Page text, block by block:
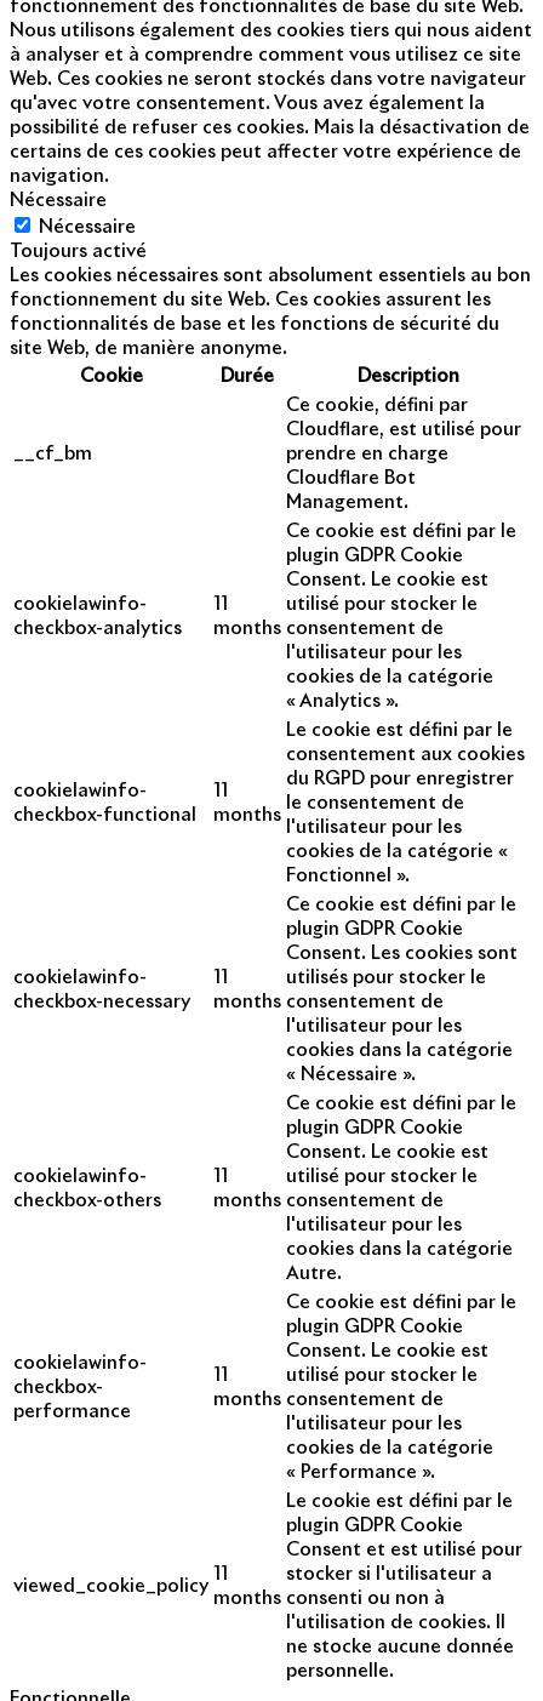
fonctionnement des fonctionnalités de base du site Web.
Nous utilisons également des cookies tiers qui nous aident
à analyser et à comprendre comment vous utilisez ce site
Web. Ces cookies ne seront stockés dans votre navigateur
qu'avec votre consentement. Vous avez également la
possibilité de refuser ces cookies. Mais la désactivation de
certains de ces cookies peut affecter votre expérience de
navigation.
Nécessaire
Nécessaire
Toujours activé
Les cookies nécessaires sont absolument essentiels au bon
fonctionnement du site Web. Ces cookies assurent les
fonctionnalités de base et les fonctions de sécurité du
site Web, de manière anonyme.
Cookie
Durée Description
__cf_bm
Ce cookie, défini par
Cloudflare, est utilisé pour
prendre en charge
Cloudflare Bot
Management.
cookielawinfo-
checkbox-analytics
months
Ce cookie est défini par le
plugin GDPR Cookie
Consent. Le cookie est
utilisé pour stocker le
consentement de
l'utilisateur pour les
cookies de la catégorie
« Analytics ».
cookielawinfo-
checkbox-functional
months
Le cookie est défini par le
consentement aux cookies
du RGPD pour enregistrer
le consentement de
l'utilisateur pour les
cookies de la catégorie «
Fonctionnel ».
cookielawinfo-
checkbox-necessary
months
Ce cookie est défini par le
plugin GDPR Cookie
Consent. Les cookies sont
utilisés pour stocker le
consentement de
l'utilisateur pour les
cookies dans la catégorie
« Nécessaire ».
cookielawinfo-
checkbox-others
months
Ce cookie est défini par le
plugin GDPR Cookie
Consent. Le cookie est
utilisé pour stocker le
consentement de
l'utilisateur pour les
cookies dans la catégorie
Autre.
cookielawinfo-
checkbox-
performance
months
Ce cookie est défini par le
plugin GDPR Cookie
Consent. Le cookie est
utilisé pour stocker le
consentement de
l'utilisateur pour les
cookies de la catégorie
« Performance ».
viewed_cookie_policy
months
Le cookie est défini par le
plugin GDPR Cookie
Consent et est utilisé pour
stocker si l'utilisateur a
consenti ou non à
l'utilisation de cookies. Il
ne stocke aucune donnée
personnelle.